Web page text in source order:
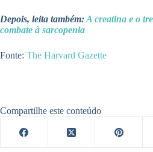
Depois, leita também:A creatina e o
combate à sarcopenia
Fonte: The Harvard Gazette
Compartilhe este conteúdo